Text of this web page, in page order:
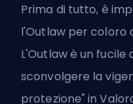
Prima di tutto, è
l'Outlaw per coloro
L'Outlaw è un
sconvolgere la
protezione" in